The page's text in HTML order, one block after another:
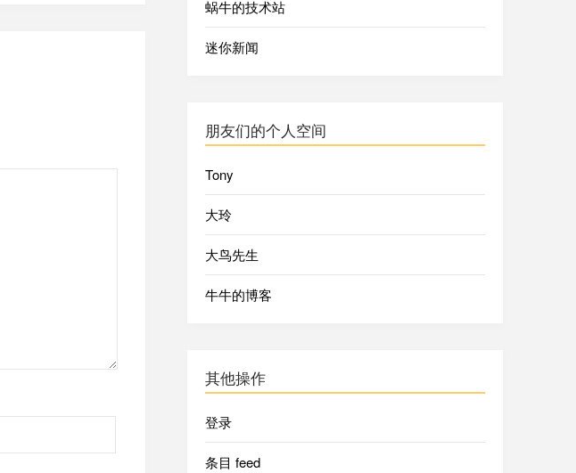
蜗牛的技术站
迷你新闻
朋友们的个人空间
Tony
大玲
大鸟先生
牛牛的博客
其他操作
登录
条目 feed